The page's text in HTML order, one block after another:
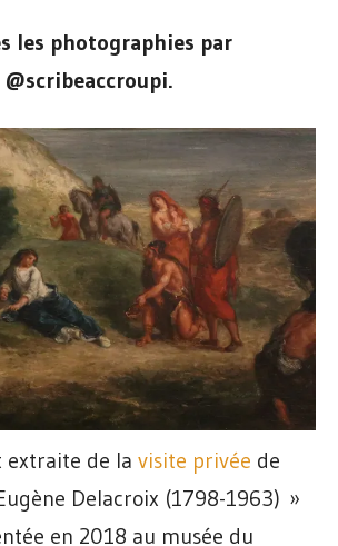
les photographies par
@scribeaccroupi.
extraite de la visite privée de
Delacroix (1798-1963) »
en 2018 au musée du